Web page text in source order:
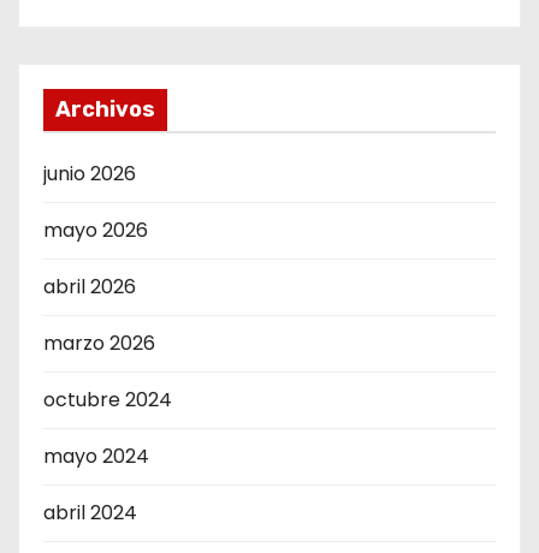
Archivos
junio 2026
mayo 2026
abril 2026
marzo 2026
octubre 2024
mayo 2024
abril 2024